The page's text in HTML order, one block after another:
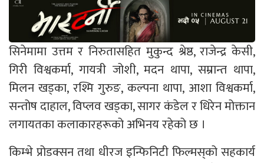
सिनेमामा उत्तम र निरुतासहित मुकुन्द श्रेष्ठ, राजेन्द्र केसी,
गिरी विश्वकर्मा, गायत्री जोशी, मदन थापा, सम्रान्त थापा,
मिलन खड्का, रश्मि गुरुङ, कल्पना थापा, आशा विश्वकर्मा,
सन्तोष दाहाल, विप्लव खड्का, सागर कंडेल र धिरेन मोक्तान
लगायतका कलाकारहरूको अभिनय रहेको छ ।
किम्भे प्रोडक्सन तथा धीरज इन्फिनिटी फिल्मस्‌को सहकार्य